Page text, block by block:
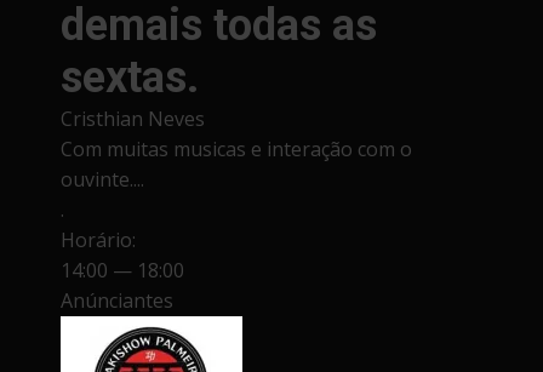
demais todas as
sextas.
Cristhian Neves
Com muitas musicas e interação com o
ouvinte....
.
Horário:
14:00 — 18:00
Anúnciantes